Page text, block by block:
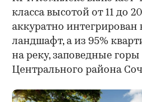
класса высотой от 11 до
аккуратно
ландшафт, а из 95%
на реку, заповедные
Центрального района